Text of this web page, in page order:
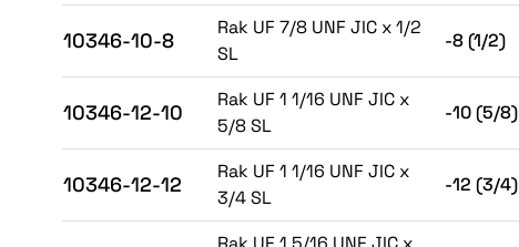
10346-10-8
Rak UF 7/8 UNF JIC x 1/2
SL
-8 (1/2)
10346-12-10
Rak UF 1 1/16 UNF JIC x
5/8 SL
-10 (5/8)
10346-12-12
Rak UF 1 1/16 UNF JIC x
3/4 SL
-12 (3/4)